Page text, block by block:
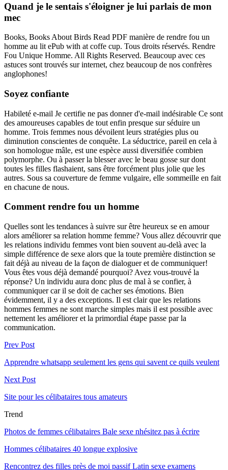
Quand je le sentais s'éloigner je lui parlais de mon
mec
Books, Books About Birds Read PDF manière de rendre fou un
homme au lit ePub with at coffe cup. Tous droits réservés. Rendre
Fou Unique Homme. All Rights Reserved. Beaucoup avec ces
astuces sont trouvés sur internet, chez beaucoup de nos confrères
anglophones!
Soyez confiante
Habileté e-mail Je certifie ne pas donner d'e-mail indésirable Ce sont
des amoureuses capables de tout enfin presque sur séduire un
homme. Trois femmes nous dévoilent leurs stratégies plus ou
diminution conscientes de conquête. La séductrice, pareil en cela à
son homologue mâle, est une espèce aussi diversifiée combien
polymorphe. Ou à passer la blesser avec le beau gosse sur dont
toutes les filles flashaient, sans être forcément plus jolie que les
autres. Sous sa couverture de femme vulgaire, elle sommeille en fait
en chacune de nous.
Comment rendre fou un homme
Quelles sont les tendances à suivre sur être heureux se en amour
alors améliorer sa relation homme femme? Vous allez découvrir que
les relations individu femmes vont bien souvent au-delà avec la
simple différence de sexe alors que la toute première distinction se
fait déjà au niveau de la façon de dialoguer et de communiquer!
Vous êtes vous déjà demandé pourquoi? Avez vous-trouvé la
réponse? Un individu aura donc plus de mal à se confier, à
communiquer car il se doit de cacher ses émotions. Bien
évidemment, il y a des exceptions. Il est clair que les relations
hommes femmes ne sont marche simples mais il est possible avec
nettement les améliorer et la primordial étape passe par la
communication.
Prev Post
Apprendre whatsapp seulement les gens qui savent ce quils veulent
Next Post
Site pour les célibataires tous amateurs
Trend
Photos de femmes célibataires Bale sexe nhésitez pas à écrire
Hommes célibataires 40 longue explosive
Rencontrez des filles près de moi passif Latin sexe examens